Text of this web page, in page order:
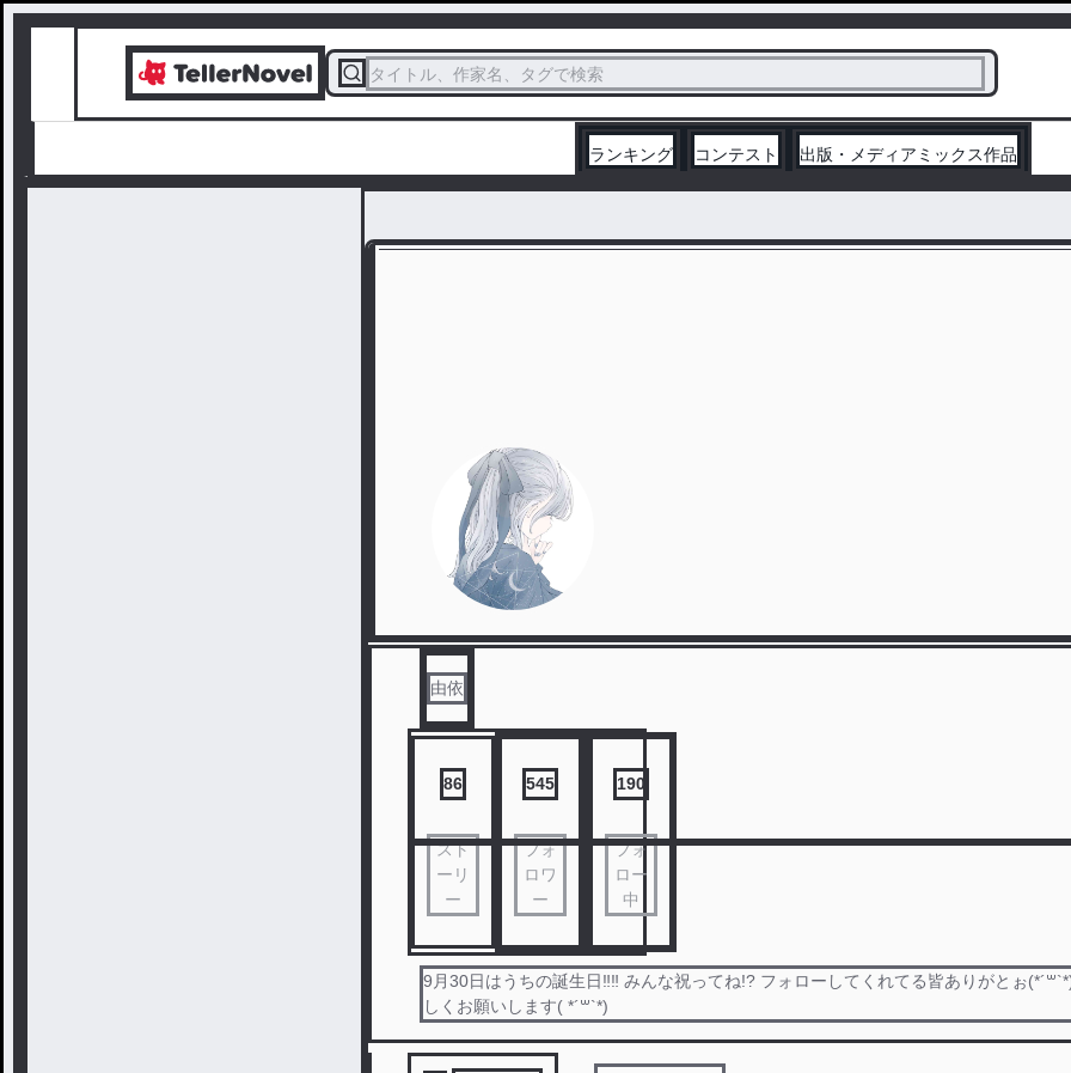
タイトル、作家名、タグで検索
ランキング コンテスト 出版・メディアミックス作品
由依
86
スト
ーリ
ー
545
フォ
ロワ
ー
190
フォ
ロー
中
9月30日はうちの誕生日‼️‼️ みんな祝ってね!? フォローしてくれてる皆ありがとぉ
しくお願いします( *´꒳`*)